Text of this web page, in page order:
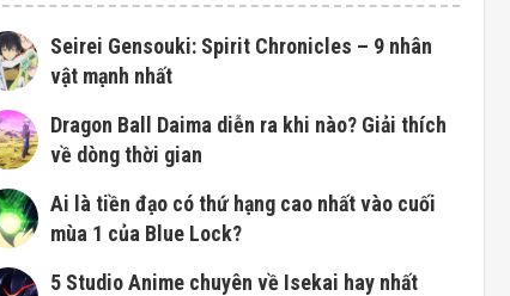
Seirei Gensouki: Spirit Chronicles – 9 nhân
vật mạnh nhất
Dragon Ball Daima diễn ra khi nào? Giải thích
về dòng thời gian
Ai là tiền đạo có thứ hạng cao nhất vào cuối
mùa 1 của Blue Lock?
5 Studio Anime chuyên về Isekai hay nhất